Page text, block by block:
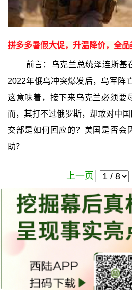
拼多多暑假大促，升温降价，全
前言：乌克兰总统泽连斯基
2022年俄乌冲突爆发后，乌军阵
这意味着，接下来乌克兰必须要
而，其打不过俄罗斯，却敢对中
交部是如何回应的？美国是否会
助？
上一页